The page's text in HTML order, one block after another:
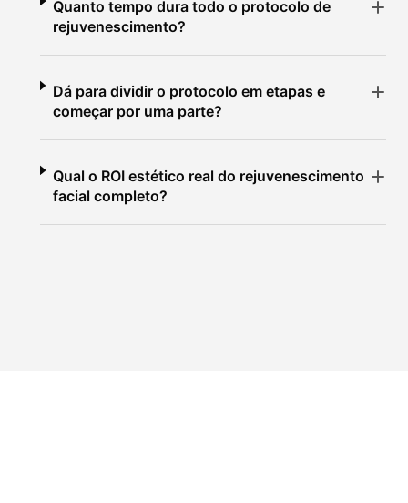
Quanto tempo dura todo o protocolo de
rejuvenescimento?
Dá para dividir o protocolo em etapas e
começar por uma parte?
Qual o ROI estético real do rejuvenescimento
facial completo?